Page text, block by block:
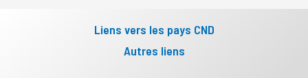
Liens vers les pays CND
Autres liens